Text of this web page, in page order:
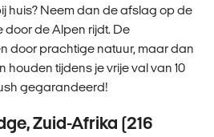
huis? Neem dan de afslag op de
door de Alpen rijdt. De
door prachtige natuur, maar dan
houden tijdens je vrije val van 10
gegarandeerd!
Zuid-Afrika (216